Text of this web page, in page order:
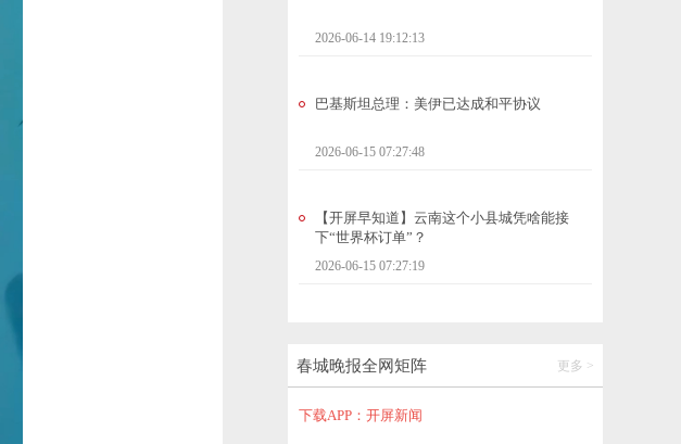
2026-06-15 07:27:48
【开屏早知道】云南这个小县城凭啥能接
2026-06-15 07:27:19
点球大战3:1获胜，昆明队惊险闯进滇超联赛
四强
2026-06-14 22:40:11
春城晚报全网矩阵 更多 >
下载APP：开屏新闻